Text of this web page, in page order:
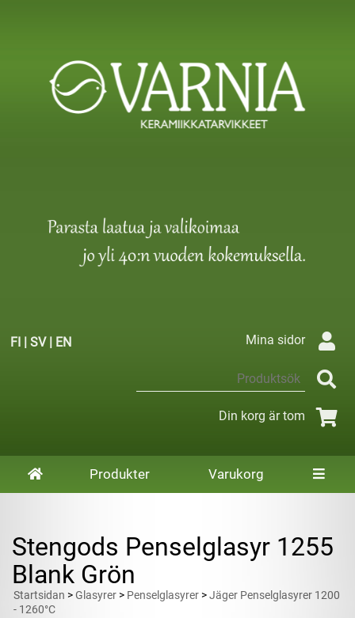
FI | SV| EN Mina sidor
Din korg är tom
Produkter Varukorg
Stengods Penselglasyr 1255
Blank Grön
Startsidan >Glasyrer > Penselglasyrer >Jäger Penselglasyrer 1200
- 1260°C